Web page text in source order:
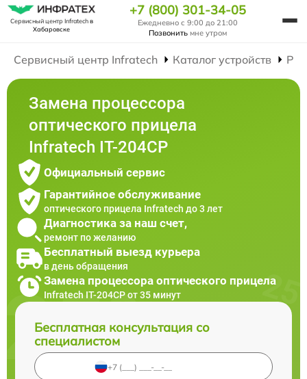
Сервисный центр Infratechв
Хабаровске
+7 (800) 301-34-05
Ежедневно с 9:00 до 21:00
Позвонить мне утром
Сервисный центр Infratech Каталог устройств
Замена процессора
оптического прицела
Infratech IT-204CP
Официальный сервис
Гарантийное обслуживание
оптического прицела Infratech до 3 лет
Диагностика за наш счет,
ремонт по желанию
Бесплатный выезд курьера
в день обращения
Замена процессора оптического прицела
Infratech IT-204CP от 35 минут
Бесплатная консультация со
специалистом